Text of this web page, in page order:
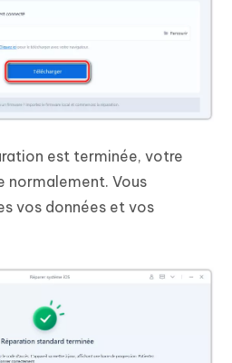
est terminée, votre
normalement. Vous
vos données et vos